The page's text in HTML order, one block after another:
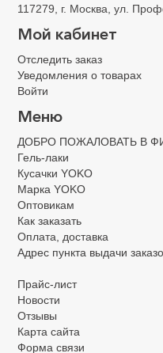
117279, г. Москва, ул.
Мой кабинет
Отследить заказ
Уведомления о товарах
Войти
Меню
ДОБРО ПОЖАЛОВАТЬ В
Гель-лаки
Кусачки YOKO
Марка YOKO
Оптовикам
Как заказать
Оплата, доставка
Адрес пункта выдачи
Прайс-лист
Новости
Отзывы
Карта сайта
Форма связи